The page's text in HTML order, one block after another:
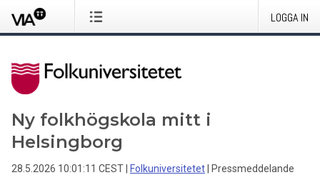
LOGGA IN
Ny folkhögskola mitt i
Helsingborg
28.5.2026 10:01:11 CEST Folkuniversitetet Pressmeddelande